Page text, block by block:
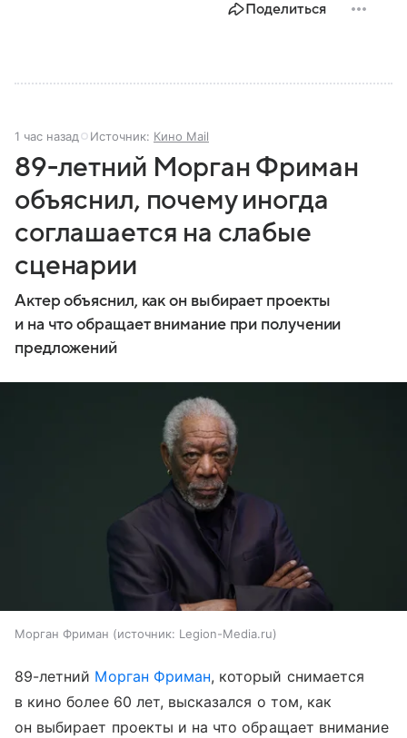
Поделиться
1 час назад Источник: Кино Mail
89-летний Морган Фриман
объяснил, почему иногда
соглашается на слабые
сценарии
Актер объяснил, как он выбирает проекты
и на что обращает внимание при получении
предложений
Морган Фриман источник: Legion-Media.ru
89-летний Морган Фриман, который снимается
в кино более 60 лет, высказался о том, как
он выбирает проекты и на что обращает внимание